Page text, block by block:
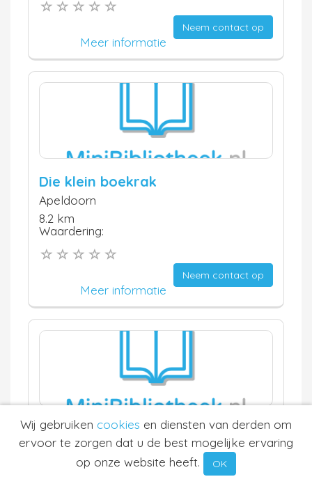
Neem contact op
Meer informatie
Die klein boekrak
Apeldoorn
8.2 km
Waardering:
Neem contact op
Meer informatie
Sterrenschool Apeldoorn
Apeldoorn
Wij gebruiken cookies en diensten van derden om
ervoor te zorgen dat u de best mogelijke ervaring
op onze website heeft.
OK